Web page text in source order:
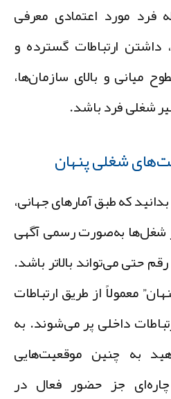
مورد اعتمادی معرفی
ارتباطات گسترده و
و بالای سازمان‌ها،
فرد باشد.
شغلی پنهان
که طبق آمارهای جهانی،
از شغل‌ها به‌صورت رسمی آگهی
می‌تواند بالاتر باشد.
از طریق ارتباطات
داخلی پر می‌شوند. به
به چنین موقعیت‌هایی
جز حضور فعال در